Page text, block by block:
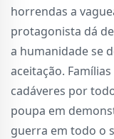
horrendas a
protagonista dá
a humanidade se
aceitação.
cadáveres por
poupa em
guerra em todo o